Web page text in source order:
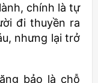
chính là tự
đi thuyền ra
nhưng lại trở
bảo là chỗ